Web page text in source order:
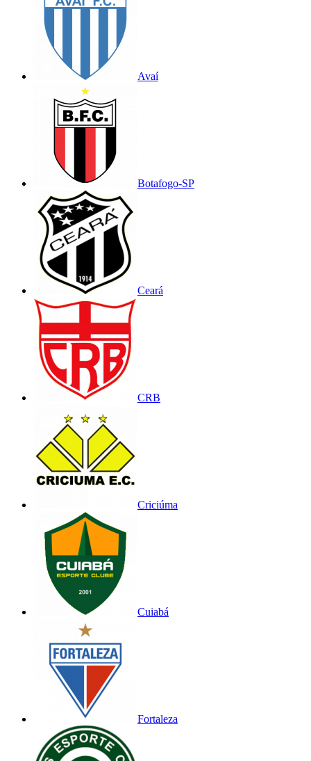
Avaí
Botafogo-SP
Ceará
CRB
Criciúma
Cuiabá
Fortaleza